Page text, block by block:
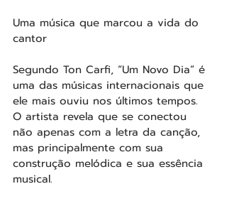
Uma música que marcou a vida do
cantor
Segundo Ton Carfi, “Um Novo Dia” é
uma das músicas internacionais que
ele mais ouviu nos últimos tempos.
O artista revela que se conectou
não apenas com a letra da canção,
mas principalmente com sua
construção melódica e sua essência
musical.